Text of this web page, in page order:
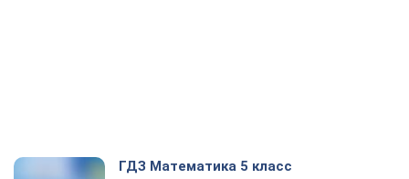
ГДЗ Математика 5 класс